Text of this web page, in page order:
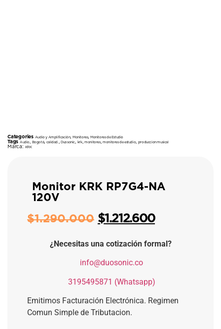
Categories Audio y Amplificación,Monitores,Monitores de Estudio
Tags Audio Bogotá, calidad. ,Duosonic krk,monitores,monitores de estudio produccion musical
Marca: KRK
Monitor KRK RP7G4-NA
120V
$1.290.000 $1.212.600
¿Necesitas una cotización formal?
info@duosonic.co
3195495871 (Whatsapp)
Emitimos Facturación Electrónica. Regimen
Comun Simple de Tributacion.